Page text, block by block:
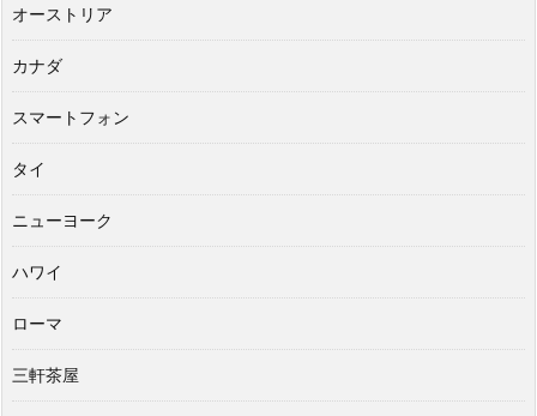
オーストリア
カナダ
スマートフォン
タイ
ニューヨーク
ハワイ
ローマ
三軒茶屋